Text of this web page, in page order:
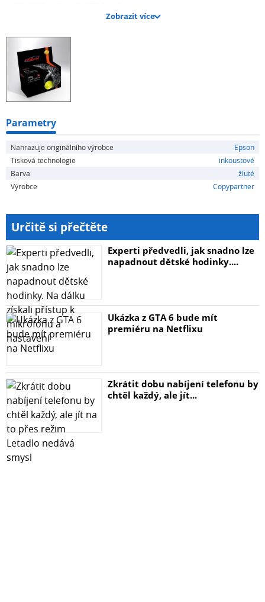
Zobrazit více
Parametry
Nahrazuje originálního výrobce
Epson
Tisková technologie
inkoustové
Barva
žluté
Výrobce
Copypartner
Určitě si přečtěte
Experti předvedli, jak snadno lze
napadnout dětské hodinky....
Ukázka z GTA 6 bude mít
premiéru na Netflixu
Zkrátit dobu nabíjení telefonu by
chtěl každý, ale jít...